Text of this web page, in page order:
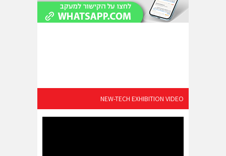
NEW-TECH EXHIBITION VIDEO